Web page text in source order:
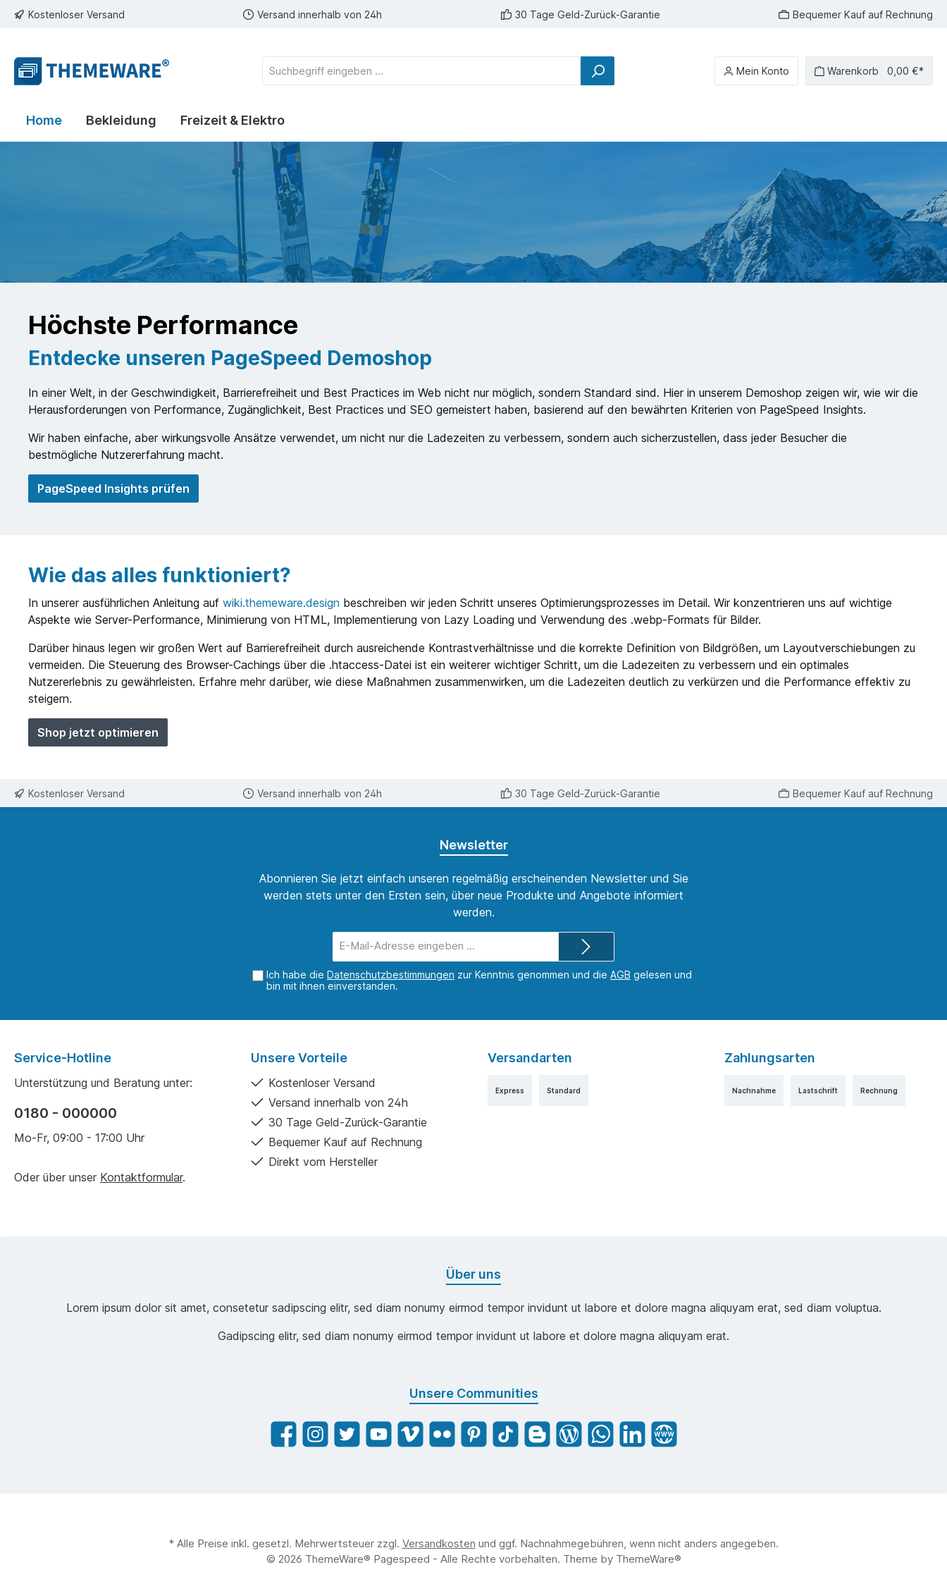
springen
Kostenloser Versand Versand innerhalb von 24h 30 Tage Geld-Zurück-Garantie Bequemer Kauf auf Rechnung
Mein Konto Warenkorb 0,00 €*
Home Bekleidung Freizeit & Elektro
Höchste Performance
Entdecke unseren PageSpeed Demoshop
In einer Welt, in der Geschwindigkeit, Barrierefreiheit und Best Practices im Web nicht nur möglich, sondern Standard sind. Hier in unserem Demoshop zeigen wir, wie wir die
Herausforderungen von Performance, Zugänglichkeit, Best Practices und SEO gemeistert haben, basierend auf den bewährten Kriterien von PageSpeed Insights.
Wir haben einfache, aber wirkungsvolle Ansätze verwendet, um nicht nur die Ladezeiten zu verbessern, sondern auch sicherzustellen, dass jeder Besucher die
bestmögliche Nutzererfahrung macht.
PageSpeed Insights prüfen
Wie das alles funktioniert?
In unserer ausführlichen Anleitung auf wiki.themeware.design beschreiben wir jeden Schritt unseres Optimierungsprozesses im Detail. Wir konzentrieren uns auf wichtige
Aspekte wie Server-Performance, Minimierung von HTML, Implementierung von Lazy Loading und Verwendung des .webp-Formats für Bilder.
Darüber hinaus legen wir großen Wert auf Barrierefreiheit durch ausreichende Kontrastverhältnisse und die korrekte Definition von Bildgrößen, um Layoutverschiebungen zu
vermeiden. Die Steuerung des Browser-Cachings über die .htaccess-Datei ist ein weiterer wichtiger Schritt, um die Ladezeiten zu verbessern und ein optimales
Nutzererlebnis zu gewährleisten. Erfahre mehr darüber, wie diese Maßnahmen zusammenwirken, um die Ladezeiten deutlich zu verkürzen und die Performance effektiv zu
steigern.
Shop jetzt optimieren
Kostenloser Versand Versand innerhalb von 24h 30 Tage Geld-Zurück-Garantie Bequemer Kauf auf Rechnung
Newsletter
Abonnieren Sie jetzt einfach unseren regelmäßig erscheinenden Newsletter und Sie
werden stets unter den Ersten sein, über neue Produkte und Angebote informiert
werden.
Mail-
Adresse*
Ich habe die Datenschutzbestimmungen zur Kenntnis genommen und die AGB gelesen und
bin mit ihnen einverstanden.
Service-Hotline
Unterstützung und Beratung unter:
0180 - 000000
Mo-Fr, 09:00 - 17:00 Uhr
Oder über unser Kontaktformular.
Unsere Vorteile
Kostenloser Versand
Versand innerhalb von 24h
30 Tage Geld-Zurück-Garantie
Bequemer Kauf auf Rechnung
Direkt vom Hersteller
Versandarten
Express Standard
Zahlungsarten
Nachnahme Lastschrift Rechnung
Über uns
Lorem ipsum dolor sit amet, consetetur sadipscing elitr, sed diam nonumy eirmod tempor invidunt ut labore et dolore magna aliquyam erat, sed diam voluptua.
Gadipscing elitr, sed diam nonumy eirmod tempor invidunt ut labore et dolore magna aliquyam erat.
Unsere Communities
* Alle Preise inkl. gesetzl. Mehrwertsteuer zzgl. Versandkosten und ggf. Nachnahmegebühren, wenn nicht anders angegeben.
© 2026 ThemeWare® Pagespeed - Alle Rechte vorbehalten. Theme by ThemeWare®